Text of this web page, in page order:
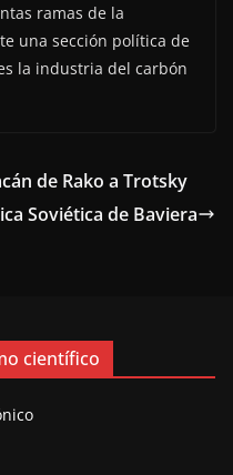
ramas de la
una sección política de
la industria del carbón
de Rako a Trotsky
Soviética de Baviera
científico